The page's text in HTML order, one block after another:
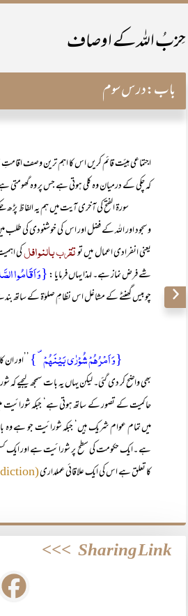
حِزبُ اللہ کے اوصاف
باب:درس سوم
اجتماعی ہیئت قائم کریں اس کا اہم ترین وصف
کہ چکی کے درمیان وہ کلی ہوتی ہے جس پر وہ گھومتی
سورۃ الفتح کی آخری آیت میں ہم یہ الفاظ پڑھ
و سجود اور اللہ کے فضل اور اس کی خوشنودی کی طلب
یعنی انفرادی اعمال میں توتقرب بالنوافلکی
شے فرض نماز ہے۔ لہذا یہاں فرمایا :{وَ اَقَامُوا
چوبیس گھنٹے کے مشاغل اس نظامِ صلوٰۃ کے ساتھ
{وَ اَمۡرُہُمۡ شُوۡرٰی بَیۡنَہُمۡ ۪ } ’’اور
بھی واضح کر دی گئی۔ لیکن یہاں یہ بات سمجھ لیجیے
حاکمیت کے تصور کے ساتھ ہوتی ہے‘ جبکہ شورائیت
میں تمام عوام شریک ہیں‘ جبکہ شورائیت جو
ہے ۔ایک حکومت کی سطح پر شورائیت ہے اور ایک
کا تعلق ہے اس کی ایک علاقائی عملداری(territorial jurisdiction)
Sharing Link
>>>